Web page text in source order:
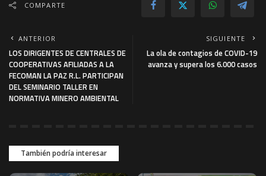
COMPARTE
ANTERIOR
LOS DIRIGENTES DE CENTRALES DE
COOPERATIVAS AFILIADAS A LA
FECOMAN LA PAZ R.L. PARTICIPAN
DEL SEMINARIO TALLER EN
NORMATIVA MINERO AMBIENTAL
SIGUIENTE
La ola de contagios de COVID-19
avanza y supera los 6.000 casos
También podría interesar